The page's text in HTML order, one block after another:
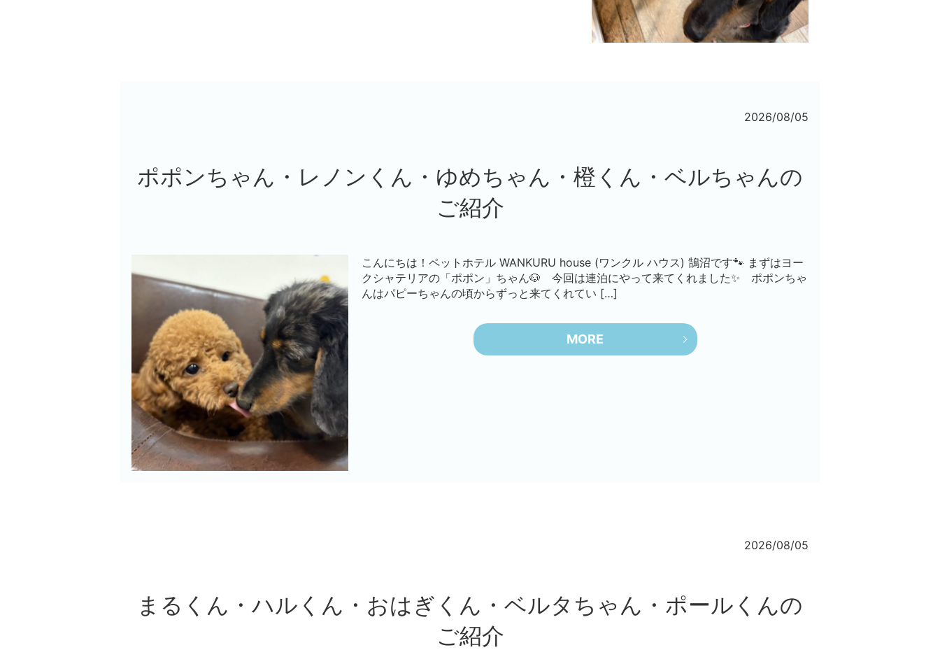
2026/08/05
ポポンちゃん・レノンくん・ゆめちゃん・橙くん・ベルちゃんの
ご紹介
こんにちは！ペットホテル WANKURU house (ワンクル ハウス) 鵠沼です🐾 まずはヨー
クシャテリアの「ポポン」ちゃん🐶 今回は連泊にやって来てくれました✨ ポポンちゃ
んはパピーちゃんの頃からずっと来てくれてい […]
MORE
2026/08/05
まるくん・ハルくん・おはぎくん・ベルタちゃん・ポールくんの
ご紹介